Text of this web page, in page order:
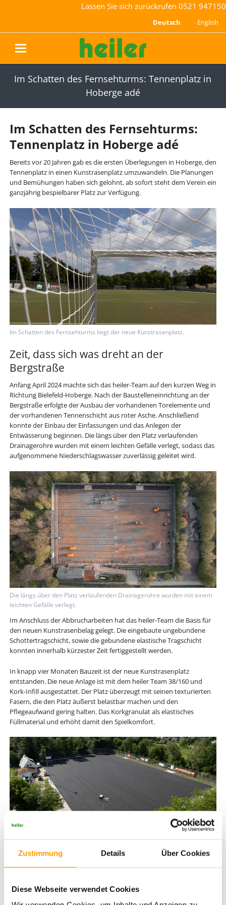
Zustimmung Details Über Cookies
Diese Webseite verwendet Cookies
Lassen Sie sich zurückrufen 0521 947150
Deutsch English
Im Schatten des Fernsehturms: Tennenplatz in
Hoberge adé
Im Schatten des Fernsehturms:
Tennenplatz in Hoberge adé
Bereits vor 20 Jahren gab es die ersten Überlegungen in Hoberge, den
Tennenplatz in einen Kunstrasenplatz umzuwandeln. Die Planungen
und Bemühungen haben sich gelohnt, ab sofort steht dem Verein ein
ganzjährig bespielbarer Platz zur Verfügung.
Im Schatten des Fernsehturms liegt der neue Kunstrasenplatz.
Zeit, dass sich was dreht an der
Bergstraße
Anfang April 2024 machte sich das heiler-Team auf den kurzen Weg in
Richtung Bielefeld-Hoberge. Nach der Baustelleneinrichtung an der
Bergstraße erfolgte der Ausbau der vorhandenen Torelemente und
der vorhandenen Tennenschicht aus roter Asche. Anschließend
konnte der Einbau der Einfassungen und das Anlegen der
Entwässerung beginnen. Die längs über den Platz verlaufenden
Drainagerohre wurden mit einem leichten Gefälle verlegt, sodass das
aufgenommene Niederschlagswasser zuverlässig geleitet wird.
Die längs über den Platz verlaufenden Drainagerohre wurden mit einem
leichten Gefälle verlegt.
Im Anschluss der Abbrucharbeiten hat das heiler-Team die Basis für
den neuen Kunstrasenbelag gelegt. Die eingebaute ungebundene
Schottertragschicht, sowie die gebundene elastische Tragschicht
konnten innerhalb kürzester Zeit fertiggestellt werden.
In knapp vier Monaten Bauzeit ist der neue Kunstrasenplatz
entstanden. Die neue Anlage ist mit dem heiler Team 38/160 und
Kork-Infill ausgestattet. Der Platz überzeugt mit seinen texturierten
Fasern, die den Platz äußerst belastbar machen und den
Pflegeaufwand gering halten. Das Korkgranulat als elastisches
Füllmaterial und erhöht damit den Spielkomfort.
Flexible Nutzung für Nachwuchskicker
Im Zuge der Arbeiten wurde auch auf Details geachtet. Zusätzlich zu